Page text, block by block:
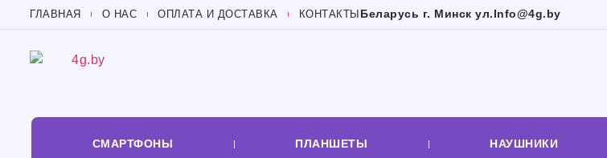
ГЛАВНАЯ О НАС ОПЛАТА И ДОСТАВКА КОНТАКТЫ Беларусь г. Минск ул.Info@4g.by
СМАРТФОНЫ ПЛАНШЕТЫ НАУШНИКИ